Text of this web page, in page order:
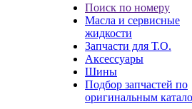
Поиск по номеру
Масла и сервисные
жидкости
Запчасти для Т.О.
Аксессуары
Шины
Подбор запчастей по
оригинальным